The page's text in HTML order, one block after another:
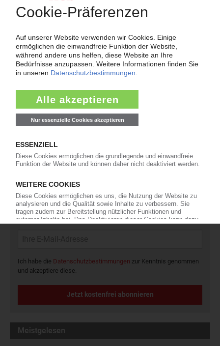
Fragen und Antworten: Was Kunst­stoff­verarbeiter wissen müssen,
wenn der Lieferant nicht mehr liefert – Informationen zum
Themenkomplex Force Majeure, Corona und Kunststoff-
Preisentwicklung sowie Tipps für die Praxis.
Jetzt lesen
Newsletter
Die wichtigsten Nachrichten und Neuigkeiten aus der
Kunststoffbranche – jeden Tag brandaktuell!
Ich habe die Datenschutzbestimmungen zur Kenntnis genommen
und akzeptiere diese.
Jetzt kostenfrei abonnieren
Meistgelesen